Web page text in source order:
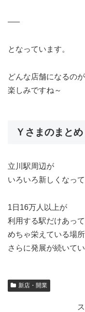
—–
となっています。
どんな店舗になるのが
楽しみですね～
Ｙさまのまとめ
立川駅周辺が
いろいろ新しくなっ
1日16万人以上が
利用する駅だけあって
めちゃ栄えている場
さらに発展が続いて
新店・開業